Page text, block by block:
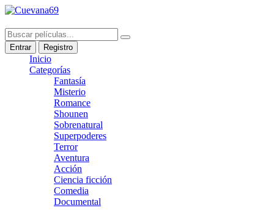
Entrar Registro
Inicio
Categorías
Fantasía
Misterio
Romance
Shounen
Sobrenatural
Superpoderes
Terror
Aventura
Acción
Ciencia ficción
Comedia
Documental